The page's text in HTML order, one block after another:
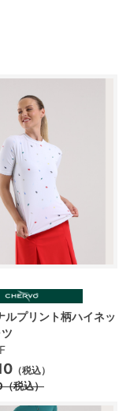
ルプリント柄ハイネッ
（税込）
（税込）